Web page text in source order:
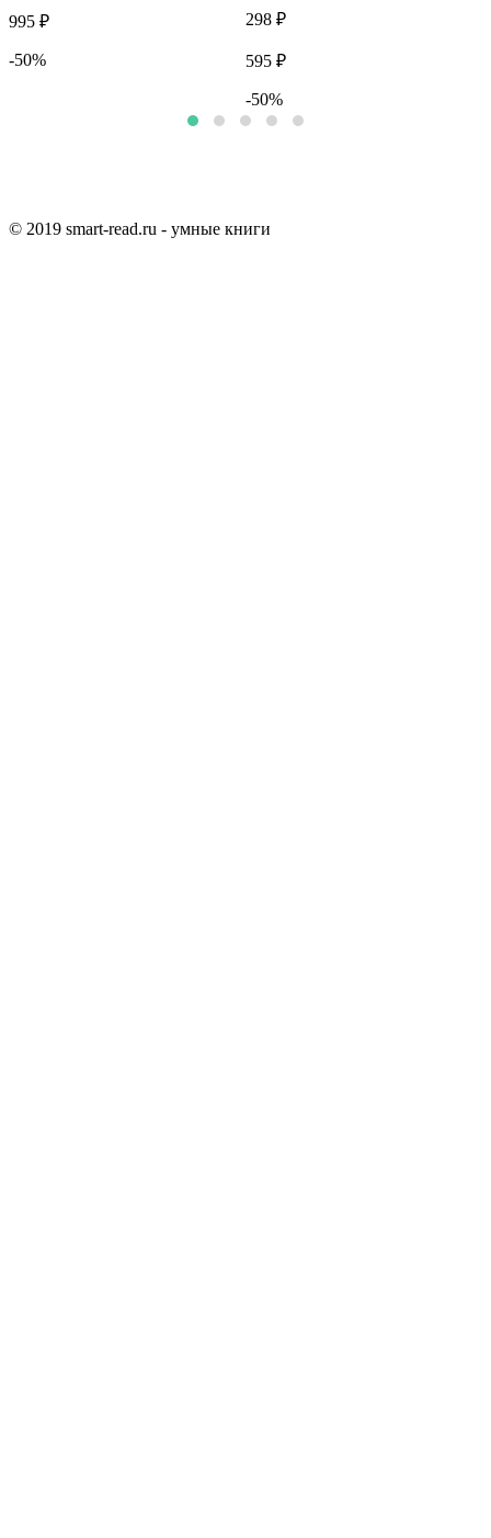
995 ₽
-50%
298 ₽
595 ₽
-50%
© 2019 smart-read.ru - умные книги